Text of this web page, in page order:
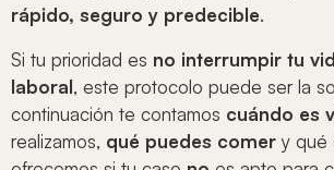
rápido, seguro y predecible.
Si tu prioridad es no interrumpir tu
laboral, este protocolo puede ser la
continuación te contamos cuándo es
realizamos, qué puedes comer y qué